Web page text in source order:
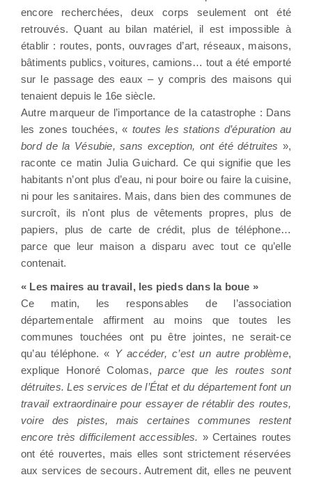
encore recherchées, deux corps seulement ont été
retrouvés. Quant au bilan matériel, il est impossible à
établir : routes, ponts, ouvrages d’art, réseaux, maisons,
bâtiments publics, voitures, camions… tout a été emporté
sur le passage des eaux – y compris des maisons qui
tenaient depuis le 16e siècle.
Autre marqueur de l’importance de la catastrophe : Dans
les zones touchées, « toutes les stations d’épuration au
bord de la Vésubie, sans exception, ont été détruites »,
raconte ce matin Julia Guichard. Ce qui signifie que les
habitants n’ont plus d’eau, ni pour boire ou faire la cuisine,
ni pour les sanitaires. Mais, dans bien des communes de
surcroît, ils n'ont plus de vêtements propres, plus de
papiers, plus de carte de crédit, plus de téléphone…
parce que leur maison a disparu avec tout ce qu’elle
contenait.
« Les maires au travail, les pieds dans la boue »
Ce matin, les responsables de l’association
départementale affirment au moins que toutes les
communes touchées ont pu être jointes, ne serait-ce
qu’au téléphone. « Y accéder, c’est un autre problème,
explique Honoré Colomas, parce que les routes sont
détruites. Les services de l’État et du département font un
travail extraordinaire pour essayer de rétablir des routes,
voire des pistes, mais certaines communes restent
encore très difficilement accessibles. » Certaines routes
ont été rouvertes, mais elles sont strictement réservées
aux services de secours. Autrement dit, elles ne peuvent